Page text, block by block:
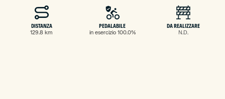
DISTANZA
129.8 km
PEDALABILE
in esercizio 100.0%
DA REALIZZARE
N.D.